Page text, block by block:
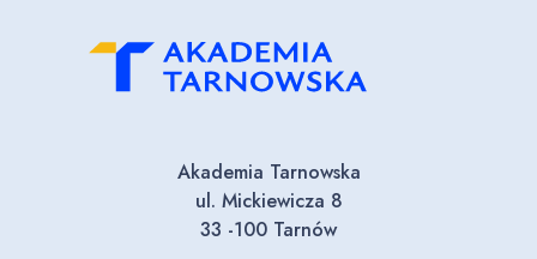
Akademia Tarnowska
ul. Mickiewicza 8
33 -100 Tarnów